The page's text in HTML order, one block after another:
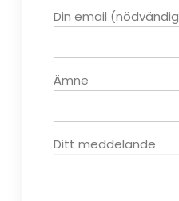
Din email
Ämne
Ditt meddelande